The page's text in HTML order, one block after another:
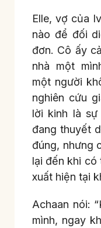
Elle, vợ của
nào để đối
đơn. Cô ấy
nhà một
một người
nghiên cứu
lời kinh là sự
đang thuyết
đúng, nhưng
lại đến khi có
xuất hiện tại
Achaan nói:
mình, ngay